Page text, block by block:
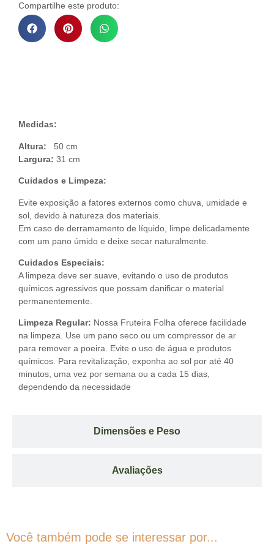
Compartilhe este produto:
Dimensões e Peso
Avaliações
Medidas:
Altura:
50 cm
Largura: 31 cm
Cuidados e Limpeza:
Evite exposição a fatores externos como chuva, umidade e
sol, devido à natureza dos materiais.
Em caso de derramamento de líquido, limpe delicadamente
com um pano úmido e deixe secar naturalmente.
Cuidados Especiais:
A limpeza deve ser suave, evitando o uso de produtos
químicos agressivos que possam danificar o material
permanentemente.
Limpeza Regular: Nossa Fruteira Folha oferece facilidade
na limpeza. Use um pano seco ou um compressor de ar
para remover a poeira. Evite o uso de água e produtos
químicos. Para revitalização, exponha ao sol por até 40
minutos, uma vez por semana ou a cada 15 dias,
dependendo da necessidade
Você também pode se interessar por...